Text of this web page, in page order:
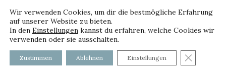
voller worte
mit und ohne Innenfutter
Wir verwenden Cookies, um dir die bestmögliche Erfahrung
auf unserer Website zu bieten.
In den Einstellungen kannst du erfahren, welche Cookies wir
verwenden oder sie ausschalten.
Zustimmen Ablehnen Einstellungen GDPR